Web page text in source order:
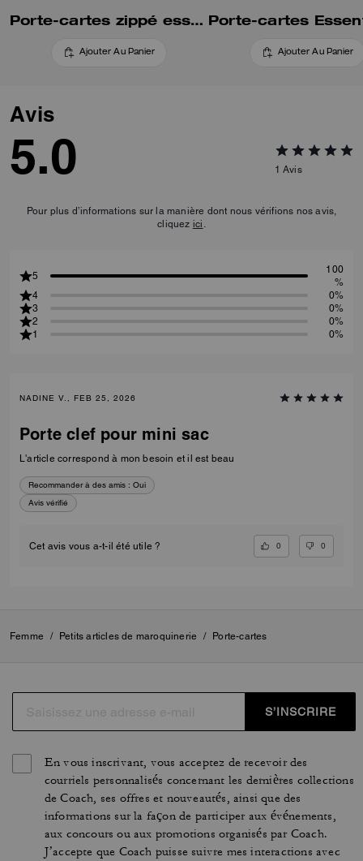
Porte-cartes zippé essentiel petit format
Ajouter Au Panier Ajouter Au Panier
Avis
5.0 1 Avis
Pour plus d’informations sur la manière dont nous vérifions nos avis,
cliquez ici
5
100
%
4
0%
3
0%
2
0%
1
0%
NADINE V., FEB 25, 2026
Porte clef pour mini sac
L'article correspond à mon besoin et il est beau
Recommander à des amis : Oui
Avis vérifié
Cet avis vous a-t-il été utile ? 0 0
Femme / Petits articles de maroquinerie / Porte-cartes
S’INSCRIRE
En vous inscrivant, vous acceptez de recevoir des
courriels personnalisés concernant les dernières collections
de Coach, ses offres et nouveautés, ainsi que des
informations sur la façon de participer aux événements,
aux concours ou aux promotions organisés par Coach.
J’accepte que Coach puisse suivre mes interactions avec